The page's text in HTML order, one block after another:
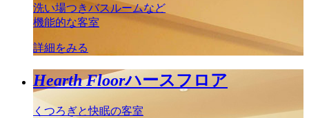
洗い場つきバスルームなど
機能的な客室
詳細をみる
Hearth Floorハースフロア
くつろぎと快眠の客室